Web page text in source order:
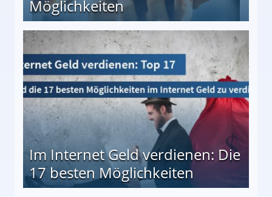
Möglichkeiten
besten Möglichkeiten
Im Internet Geld verdienen: Die
17 besten Möglichkeiten